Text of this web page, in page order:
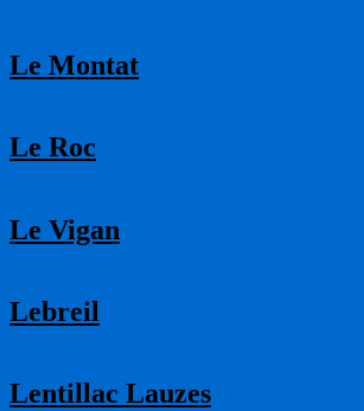
Le Montat
Le Roc
Le Vigan
Lebreil
Lentillac Lauzes